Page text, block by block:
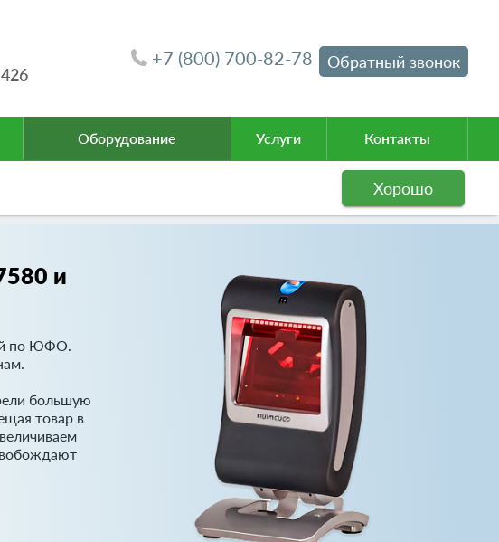
+7 (800) 700-82-78 Обратный звонок
Оборудование Услуги Контакты
Хорошо
и
по ЮФО.
большую
товар в